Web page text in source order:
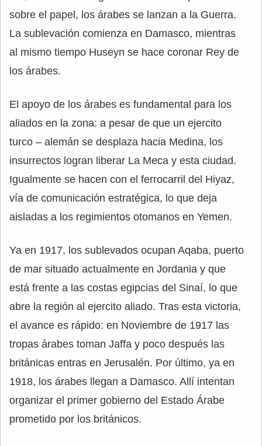
sobre el papel, los árabes se lanzan a la Guerra.
La sublevación comienza en Damasco, mientras
al mismo tiempo Huseyn se hace coronar Rey de
los árabes.
El apoyo de los árabes es fundamental para los
aliados en la zona: a pesar de que un ejercito
turco – alemán se desplaza hacia Medina, los
insurrectos logran liberar La Meca y esta ciudad.
Igualmente se hacen con el ferrocarril del Hiyaz,
vía de comunicación estratégica, lo que deja
aisladas a los regimientos otomanos en Yemen.
Ya en 1917, los sublevados ocupan Aqaba, puerto
de mar situado actualmente en Jordania y que
está frente a las costas egipcias del Sinaí, lo que
abre la región al ejercito aliado. Tras esta victoria,
el avance es rápido: en Noviembre de 1917 las
tropas árabes toman Jaffa y poco después las
británicas entras en Jerusalén. Por último, ya en
1918, los árabes llegan a Damasco. Allí intentan
organizar el primer gobierno del Estado Árabe
prometido por los británicos.